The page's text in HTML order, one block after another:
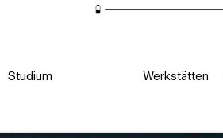
Studium Werkstätten